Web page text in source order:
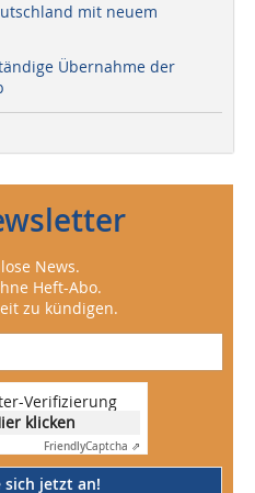
mit neuem
Übernahme der
News.
Heft-Abo.
zu kündigen.
Verifizierung
klicken
FriendlyCaptcha ⇗
sich jetzt an!